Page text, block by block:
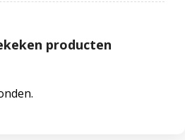
producten